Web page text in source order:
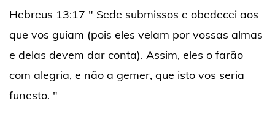
Hebreus 13:17 " Sede submissos e obedecei aos
que vos guiam (pois eles velam por vossas almas
e delas devem dar conta). Assim, eles o farão
com alegria, e não a gemer, que isto vos seria
funesto. "